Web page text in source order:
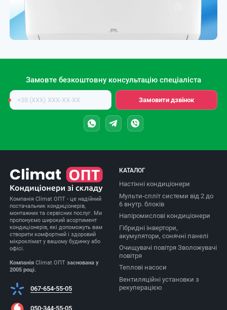
Замовте безкоштовну консультацію спеціаліста
Номер
телефону
Замовити дзвінок
Компанія Climat ОПТ - це надійний
постачальник кондиціонерів,
монтажних та сервісних послуг. Ми
пропонуємо широкий асортимент
кондиціонерів, які допоможуть вам
створити комфортний і здоровий
мікроклімат у вашому будинку або
офісі.
Компанія Climat ОПТзаснована у
2005 році.
067-654-55-05
050-344-55-05
КАТАЛОГ
Настінні кондиціонери
Мульти-спліт системи від 2 до
6 внутр. блоків
Напіромислові кондиціонери
Гібридні інвертори,
акумулятори, сонячні панелі
Очищувачі повітря Зволожувачі
повітря
Теплові насоси
Вентиляційні установки з
рекуперацією